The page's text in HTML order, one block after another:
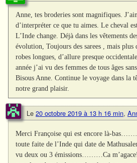
Anne, tes broderies sont magnifiques.
d’interpréter ce que tu aimes. Le cheval
L’Inde change. Déjà dans les vêtements
évolution, Toujours des sarees , mais plus
robes longues, d’allure presque
année j’ai vu des femmes de tous âges
Bisous Anne. Continue le voyage dans la
notre grand plaisir.
Le 20 octobre 2019 à 13 h 16 min,
Merci Françoise qui est encore là-
toute faite de l’Inde qui date de
vu deux ou 3 émissions………Ca